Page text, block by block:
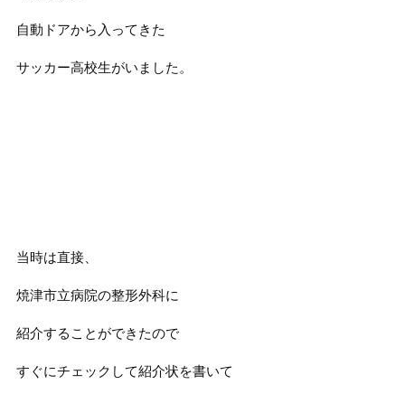
自動ドアから入ってきた
サッカー高校生がいました。
当時は直接、
焼津市立病院の整形外科に
紹介することができたので
すぐにチェックして紹介状を書いて